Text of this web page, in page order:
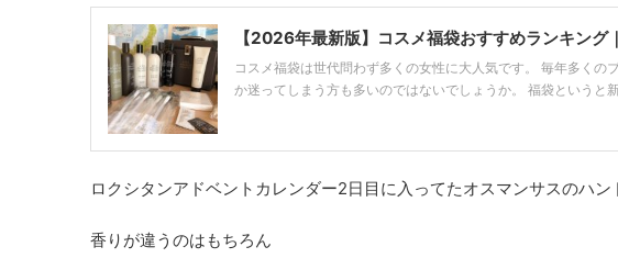
【2026年最新版】コスメ福袋おすすめランキン
コスメ福袋は世代問わず多くの女性に大人気です。 毎年多く
か迷ってしまう方も多いのではないでしょうか。 福袋というと
ロクシタンアドベントカレンダー2日目に入ってたオスマンサスのハン
香りが違うのはもちろん